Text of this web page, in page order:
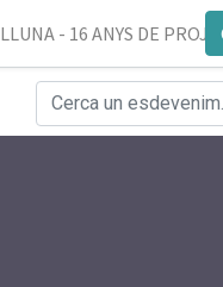
LLUNA - 16 ANYS DE